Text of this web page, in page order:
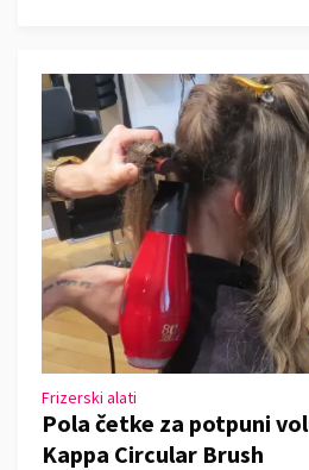
Frizerski alati
Pola četke za potpuni
Kappa Circular Brush